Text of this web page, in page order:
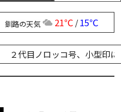
釧路の天気 21℃/15℃
２代目ノロッコ号、小型印